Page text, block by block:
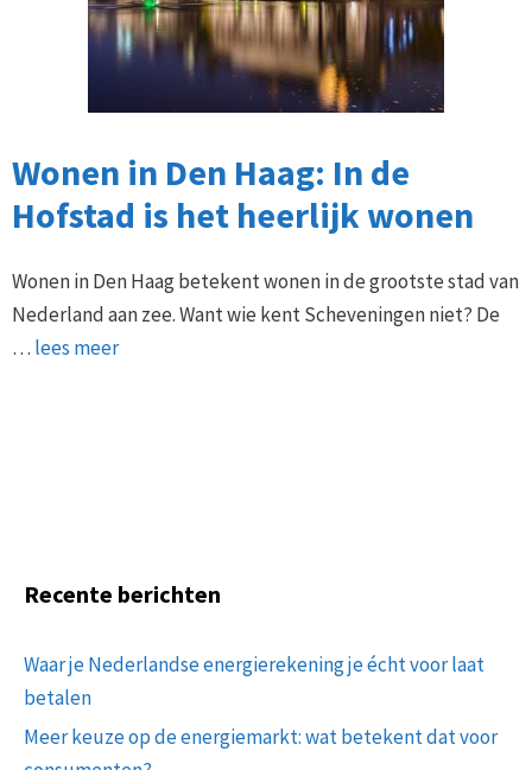
Wonen in Den Haag: In de
Hofstad is het heerlijk wonen
Wonen in Den Haag betekent wonen in de grootste stad van
Nederland aan zee. Want wie kent Scheveningen niet? De
… lees meer
Recente berichten
Waar je Nederlandse energierekening je écht voor laat
betalen
Meer keuze op de energiemarkt: wat betekent dat voor